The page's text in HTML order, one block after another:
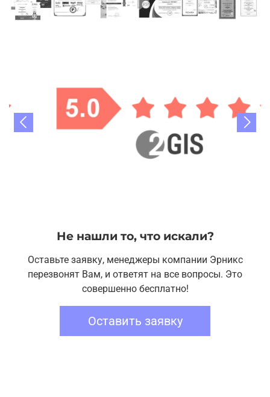
Не нашли то, что искали?
Оставьте заявку, менеджеры компании Эрникс
перезвонят Вам, и ответят на все вопросы. Это
совершенно бесплатно!
Оставить заявку